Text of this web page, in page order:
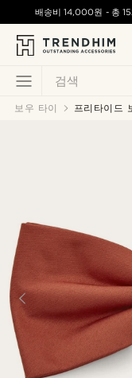
검색
배송비14,000원 - 총
보우 타이 프리타이드